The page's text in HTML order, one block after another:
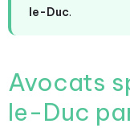
le-Duc.
Avocats
le-Duc